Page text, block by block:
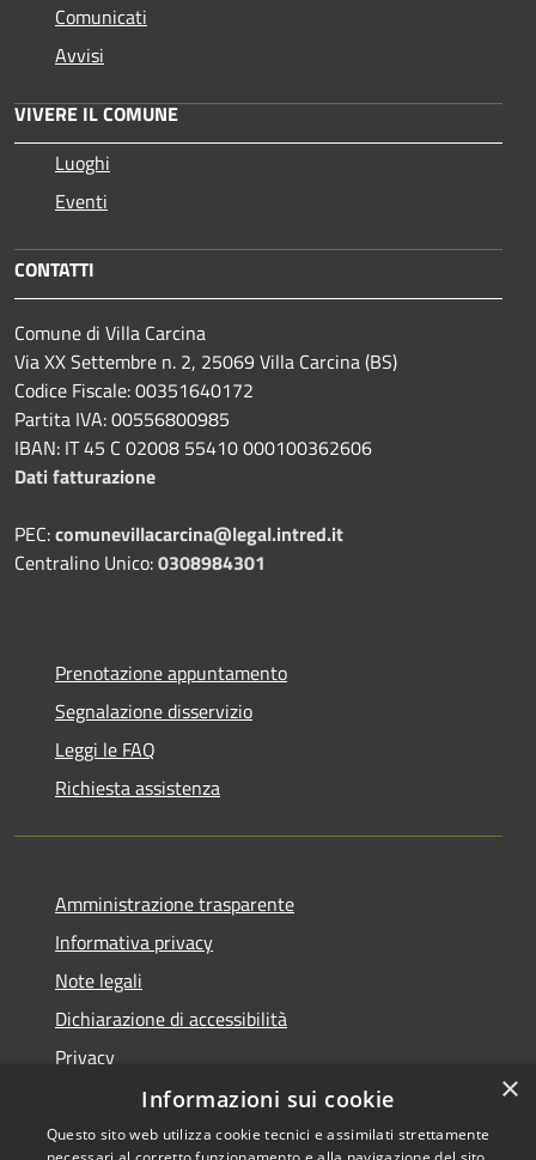
Comunicati
Avvisi
VIVERE IL COMUNE
Luoghi
Eventi
CONTATTI
Comune di Villa Carcina
Via XX Settembre n. 2, 25069 Villa Carcina (BS)
Codice Fiscale: 00351640172
Partita IVA: 00556800985
IBAN: IT 45 C 02008 55410 000100362606
Dati fatturazione
PEC:comunevillacarcina@legal.intred.it
Centralino Unico:0308984301
Prenotazione appuntamento
Segnalazione disservizio
Leggi le FAQ
Richiesta assistenza
Amministrazione trasparente
Informativa privacy
Note legali
Dichiarazione di accessibilità
Privacy
×
Informazioni sui cookie
Questo sito web utilizza cookie tecnici e assimilati strettamente